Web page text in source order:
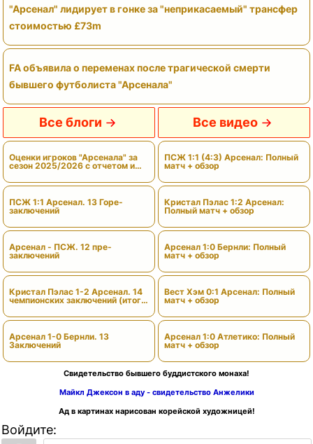
"Арсенал" лидирует в гонке за "неприкасаемый" трансфер
стоимостью £73m
FA объявила о переменах после трагической смерти
бывшего футболиста "Арсенала"
Все блоги
Оценки игроков "Арсенала" за
сезон 2025/2026 с отчетом и
вердиктами
ПСЖ 1:1 Арсенал. 13 Горе-
заключений
Арсенал - ПСЖ. 12 пре-
заключений
Кристал Пэлас 1-2 Арсенал. 14
чемпионских заключений (итоги
Арсенал 1-0 Бернли. 13
Заключений
Все видео
ПСЖ 1:1 (4:3) Арсенал: Полный
матч + обзор
Кристал Пэлас 1:2 Арсенал:
Полный матч + обзор
Арсенал 1:0 Бернли: Полный
матч + обзор
Вест Хэм 0:1 Арсенал: Полный
матч + обзор
Арсенал 1:0 Атлетико: Полный
матч + обзор
Свидетельство бывшего буддистского монаха!
Майкл Джексон в аду - свидетельство Анжелики
Ад в картинах нарисован корейской художницей!
Войдите: